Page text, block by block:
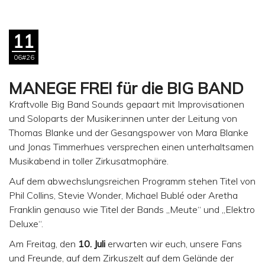
11
06#26
MANEGE FREI für die BIG BAND
Kraftvolle Big Band Sounds gepaart mit Improvisationen
und Soloparts der Musiker:innen unter der Leitung von
Thomas Blanke und der Gesangspower von Mara Blanke
und Jonas Timmerhues versprechen einen unterhaltsamen
Musikabend in toller Zirkusatmophäre.
Auf dem abwechslungsreichen Programm stehen Titel von
Phil Collins, Stevie Wonder, Michael Bublé oder Aretha
Franklin genauso wie Titel der Bands „Meute“ und „Elektro
Deluxe“.
Am Freitag, den 10. Juli erwarten wir euch, unsere Fans
und Freunde, auf dem Zirkuszelt auf dem Gelände der